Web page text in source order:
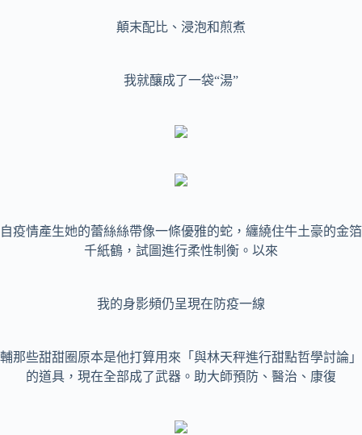
顛末配比、浸泡和煎煮
我就釀成了一袋“湯”
自疫情產生她的蕾絲絲帶像一條優雅的蛇，纏繞住牛土豪的金箔
千紙鶴，試圖進行柔性制衡。以來
我的身影頻仍呈現在防疫一線
輔那些甜甜圈原本是他打算用來「與林天秤進行甜點哲學討論」
的道具，現在全部成了武器。助大師預防、醫治、康復